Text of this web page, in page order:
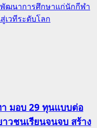
ฒนาการศึกษาแก่นักกีฬา
เวทีระดับโลก
มอบ 29 ทุนแบบต่อ
วชนเรียนจนจบ สร้าง